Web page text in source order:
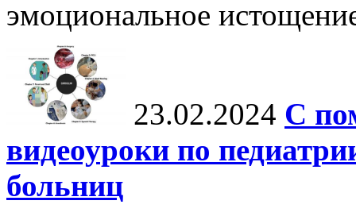
эмоциональное
23.02.2024 С
видеоуроки по
больниц